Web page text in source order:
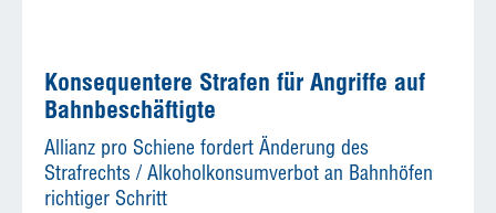
Konsequentere Strafen für Angriffe auf
Bahnbeschäftigte
Allianz pro Schiene fordert Änderung des
Strafrechts / Alkoholkonsumverbot an Bahnhöfen
richtiger Schritt